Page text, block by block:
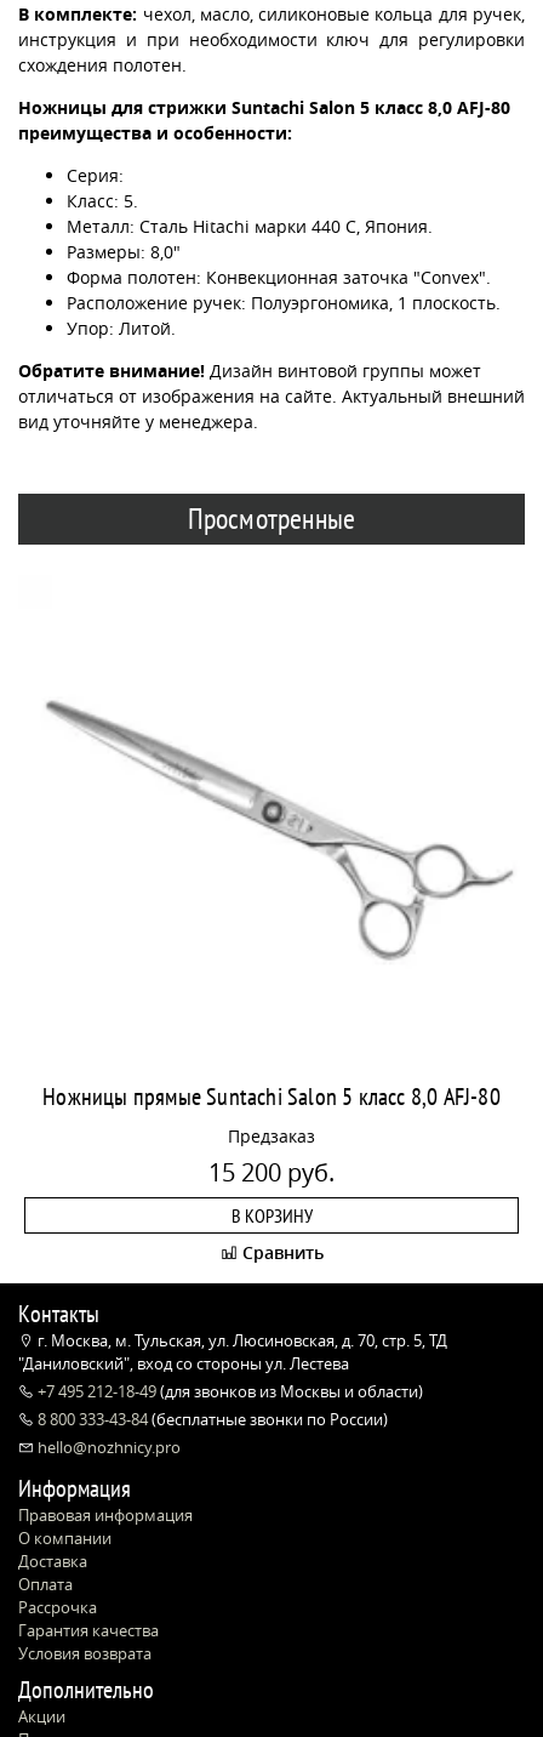
В комплекте: чехол, масло, силиконовые кольца для ручек,
инструкция и при необходимости ключ для регулировки
схождения полотен.
Ножницы для стрижки Suntachi Salon 5 класс 8,0 AFJ-80
преимущества и особенности:
Серия:
Класс: 5.
Металл: Сталь Hitachi марки 440 C, Япония.
Размеры: 8,0"
Форма полотен: Конвекционная заточка "Convex".
Расположение ручек: Полуэргономика, 1 плоскость.
Упор: Литой.
Обратите внимание! Дизайн винтовой группы может
отличаться от изображения на сайте. Актуальный внешний
вид уточняйте у менеджера.
Просмотренные
Ножницы прямые Suntachi Salon 5 класс 8,0 AFJ-80
Предзаказ
15 200 руб.
В КОРЗИНУ
Сравнить
Контакты
г. Москва, м. Тульская, ул. Люсиновская, д. 70, стр. 5, ТД
"Даниловский", вход со стороны ул. Лестева
+7 495 212-18-49(для звонков из Москвы и области)
8 800 333-43-84(бесплатные звонки по России)
hello@nozhnicy.pro
Информация
Правовая информация
О компании
Доставка
Оплата
Рассрочка
Гарантия качества
Условия возврата
Дополнительно
Акции